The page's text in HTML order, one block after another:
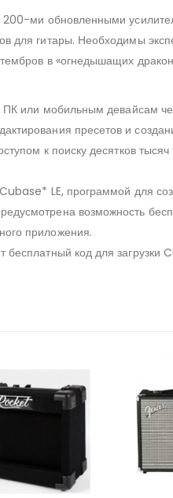
ми обновленными
для гитары. Необходимы
в «огнедышащих
или мобильным девайсам
пресетов и
к поиску десятков тысяч
LE, программой для
возможность
приложения.
код для загрузки